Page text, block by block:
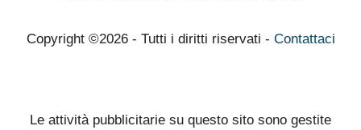
Copyright ©2026 - Tutti i diritti riservati - Contattaci
Le attività pubblicitarie su questo sito sono gestite